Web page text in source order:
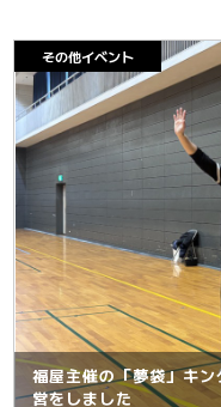
その他イベント
福屋主催の「夢袋」キ
営をしました